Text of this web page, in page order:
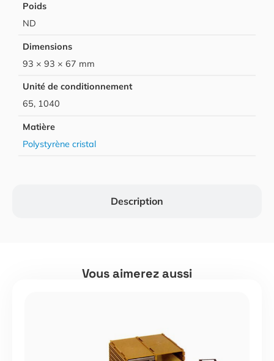
Description
Poids
ND
Dimensions
93 × 93 × 67 mm
Unité de conditionnement
65, 1040
Matière
Polystyrène cristal
Vous aimerez aussi